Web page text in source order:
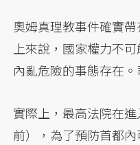
奧姆真理教事件確實
上來說，國家權力不
內亂危險的事態存在
實際上，最高法院在
前），為了預防首都